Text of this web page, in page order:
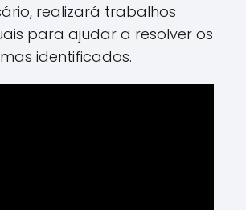
realizará trabalhos
para ajudar a resolver os
identificados.